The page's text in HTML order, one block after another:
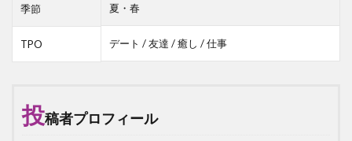
季節 夏・春
TPO デート / 友達 / 癒し / 仕事
投稿者プロフィール